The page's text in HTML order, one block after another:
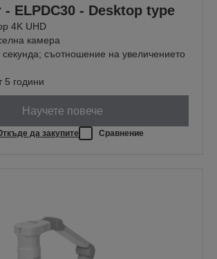
ELPDC30 - Desktop type
4K UHD
камера
съотношение на увеличението
5 години
Научете повече
да закупите Сравнение